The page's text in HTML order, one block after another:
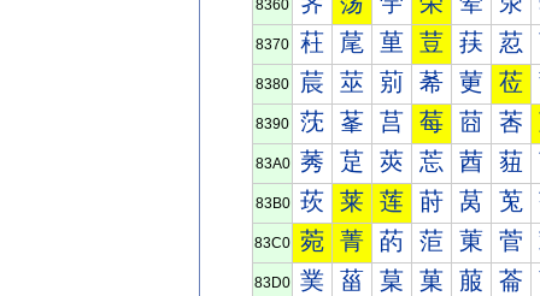
8360
8370 荰 荱 荲 荳 荴 荵
8380 莀 莁 莂 莃 莄 莅
8390 莐 莑 莒 莓 莔 莕
83A0 莠 莡 莢 莣 莤 莥
83B0 莰 莱 莲 莳 莴 莵
83C0 菀 菁 菂 菃 菄 菅
83D0 菐 菑 菒 菓 菔 菕